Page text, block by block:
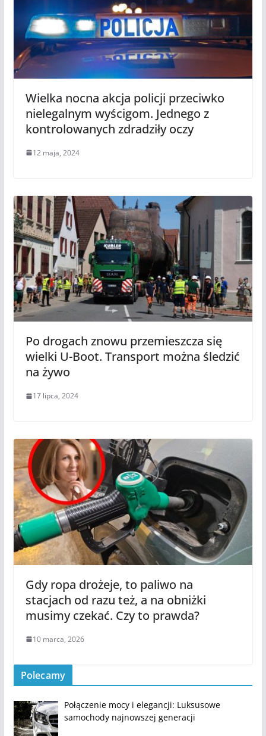
Wielka nocna akcja policji przeciwko
nielegalnym wyścigom. Jednego z
kontrolowanych zdradziły oczy
12 maja, 2024
Po drogach znowu przemieszcza się
wielki U-Boot. Transport można śledzić
na żywo
17 lipca, 2024
Gdy ropa drożeje, to paliwo na
stacjach od razu też, a na obniżki
musimy czekać. Czy to prawda?
10 marca, 2026
Polecamy
Połączenie mocy i elegancji: Luksusowe
samochody najnowszej generacji